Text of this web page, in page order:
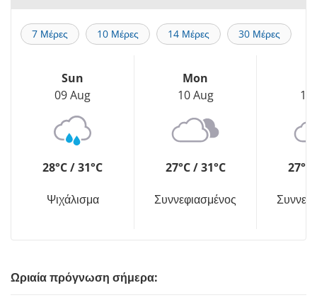
7 Μέρες 10 Μέρες 14 Μέρες 30 Μέρες
Sun
09 Aug
28°C / 31°C
Ψιχάλισμα
Mon
10 Aug
27°C / 31°C
Συννεφιασμένος
11
27°C
Ωριαία πρόγνωση σήμερα: